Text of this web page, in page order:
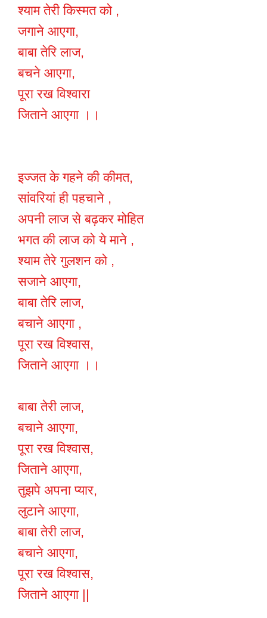
श्याम तेरी किस्मत को ,
जगाने आएगा,
बाबा तेरि लाज,
बचने आएगा,
पूरा रख विश्वारा
जिताने आएगा ।।
इज्जत के गहने की कीमत,
सांवरियां ही पहचाने ,
अपनी लाज से बढ़कर मोहित
भगत की लाज को ये माने ,
श्याम तेरे गुलशन को ,
सजाने आएगा,
बाबा तेरि लाज,
बचाने आएगा ,
पूरा रख विश्वास,
जिताने आएगा ।।
बाबा तेरी लाज,
बचाने आएगा,
पूरा रख विश्वास,
जिताने आएगा,
तुझपे अपना प्यार,
लुटाने आएगा,
बाबा तेरी लाज,
बचाने आएगा,
पूरा रख विश्वास,
जिताने आएगा ||